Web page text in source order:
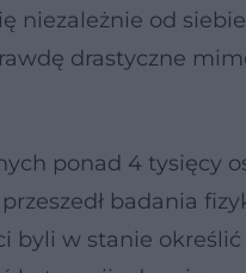
niezależnie od
drastyczne
ponad 4 tysięcy
badania
byli w stanie określić